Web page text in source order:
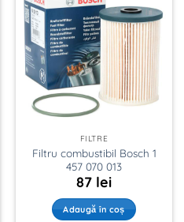
FILTRE
Filtru combustibil Bosch 1
457 070 013
87 lei
Adaugă în coș